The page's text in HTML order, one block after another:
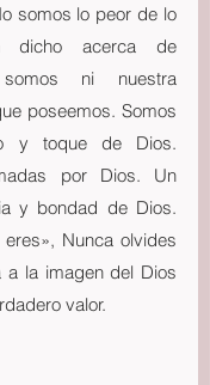
somos lo peor de lo
dicho acerca de
ni nuestra
poseemos. Somos
y toque de Dios.
por Dios. Un
y bondad de Dios.
Nunca olvides
a la imagen del Dios
valor.